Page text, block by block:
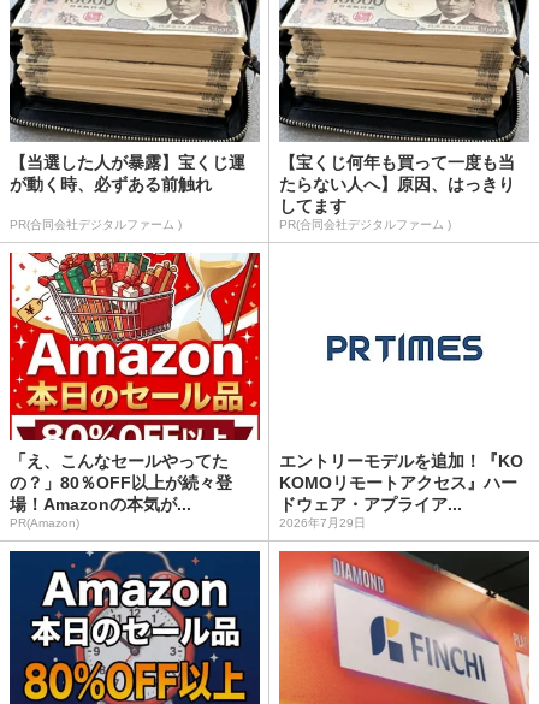
【当選した人が暴露】宝くじ運
が動く時、必ずある前触れ
PR(合同会社デジタルファーム )
【宝くじ何年も買って一度も当
たらない人へ】原因、はっきり
してます
PR(合同会社デジタルファーム )
「え、こんなセールやってた
の？」80％OFF以上が続々登
場！Amazonの本気が...
PR(Amazon)
エントリーモデルを追加！『KO
KOMOリモートアクセス』ハー
ドウェア・アプライア...
2026年7月29日